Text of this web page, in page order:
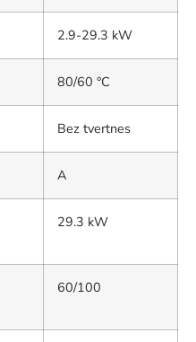
2.9-29.3 kW
80/60 °C
Bez tvertnes
A
29.3 kW
60/100